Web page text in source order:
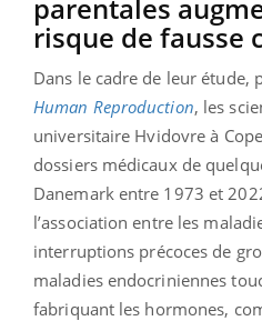
parentales
risque de fausse
Dans le cadre de leur étude,
Human Reproduction, les
universitaire Hvidovre à
dossiers médicaux de
Danemark entre 1973 et
l’association entre les
interruptions précoces de
maladies endocriniennes
fabriquant les hormones,